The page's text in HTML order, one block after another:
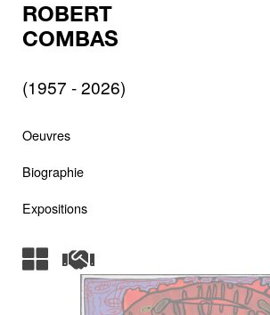
ROBERT
COMBAS
(1957 - 2026)
Oeuvres
Biographie
Expositions